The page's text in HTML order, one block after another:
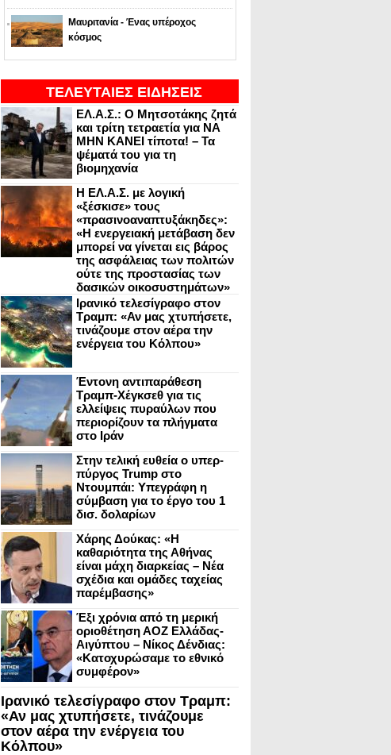
Μαυριτανία - Ένας υπέροχος
κόσμος
ΤΕΛΕΥΤΑΙΕΣ ΕΙΔΗΣΕΙΣ
ΕΛ.Α.Σ.: Ο Μητσοτάκης ζητά
και τρίτη τετραετία για ΝΑ
ΜΗΝ ΚΑΝΕΙ τίποτα! – Τα
ψέματά του για τη
βιομηχανία
Η ΕΛ.Α.Σ. με λογική
«ξέσκισε» τους
«πρασινοαναπτυξάκηδες»:
«Η ενεργειακή μετάβαση δεν
μπορεί να γίνεται εις βάρος
της ασφάλειας των πολιτών
ούτε της προστασίας των
δασικών οικοσυστημάτων»
Ιρανικό τελεσίγραφο στον
Τραμπ: «Αν μας χτυπήσετε,
τινάζουμε στον αέρα την
ενέργεια του Κόλπου»
Έντονη αντιπαράθεση
Τραμπ-Χέγκσεθ για τις
ελλείψεις πυραύλων που
περιορίζουν τα πλήγματα
στο Ιράν
Στην τελική ευθεία ο υπερ-
πύργος Trump στο
Ντουμπάι: Υπεγράφη η
σύμβαση για το έργο του 1
δισ. δολαρίων
Χάρης Δούκας: «Η
καθαριότητα της Αθήνας
είναι μάχη διαρκείας – Νέα
σχέδια και ομάδες ταχείας
παρέμβασης»
Έξι χρόνια από τη μερική
οριοθέτηση ΑΟΖ Ελλάδας-
Αιγύπτου – Νίκος Δένδιας:
«Κατοχυρώσαμε το εθνικό
συμφέρον»
Ιρανικό τελεσίγραφο στον Τραμπ:
«Αν μας χτυπήσετε, τινάζουμε
στον αέρα την ενέργεια του
Κόλπου»